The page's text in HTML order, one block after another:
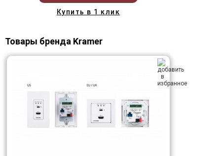
Купить в 1 клик
Товары бренда Kramer